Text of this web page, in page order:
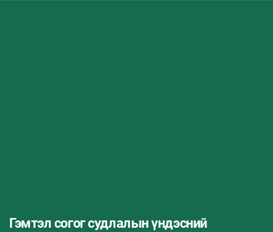
Гэмтэл согог судлалын үндэсний